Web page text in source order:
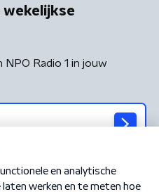
wekelijkse
Radio 1 in jouw